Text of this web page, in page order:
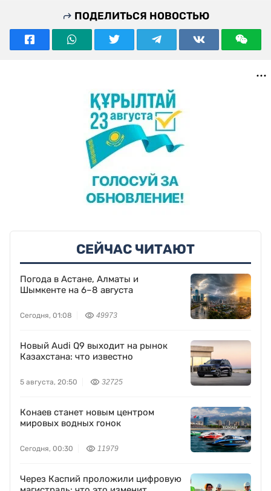
ПОДЕЛИТЬСЯ НОВОСТЬЮ
СЕЙЧАС ЧИТАЮТ
Погода в Астане, Алматы и
Шымкенте на 6–8 августа
Сегодня, 01:08 49973
Новый Audi Q9 выходит на рынок
Казахстана: что известно
5 августа, 20:50 32725
Конаев станет новым центром
мировых водных гонок
Сегодня, 00:30 11979
Через Каспий проложили цифровую